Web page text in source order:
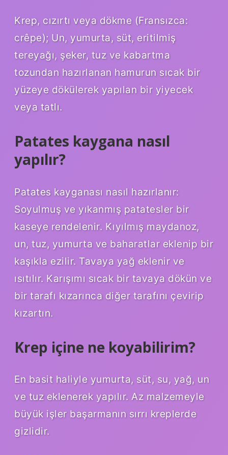
Krep, cızırtı veya dökme (Fransızca:
crêpe); Un, yumurta, süt, eritilmiş
tereyağı, şeker, tuz ve kabartma
tozundan hazırlanan hamurun sıcak bir
yüzeye dökülerek yapılan bir yiyecek
veya tatlı.
Patates kaygana nasıl
yapılır?
Patates kayganası nasıl hazırlanır:
Soyulmuş ve yıkanmış patatesler bir
kaseye rendelenir. Kıyılmış maydanoz,
un, tuz, yumurta ve baharatlar eklenip bir
kaşıkla ezilir. Tavaya yağ eklenir ve
ısıtılır. Karışımı sıcak bir tavaya dökün ve
bir tarafı kızarınca diğer tarafını çevirip
kızartın.
Krep içine ne koyabilirim?
En basit haliyle yumurta, süt, su, yağ, un
ve tuz eklenerek yapılır. Az malzemeyle
büyük işler başarmanın sırrı kreplerde
gizlidir.